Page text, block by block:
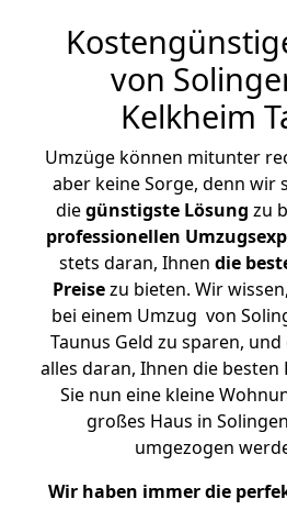
von
Kelkheim
Umzüge können mitunter
aber keine Sorge, denn wir
diegünstigste Lösung zu
professionellen
stets daran, Ihnen die
Preisezu bieten. Wir
bei einem Umzug von
Taunus Geld zu sparen,
alles daran, Ihnen die besten
Sie nun eine kleine
großes Haus in
umgezogen
Wir haben immer die